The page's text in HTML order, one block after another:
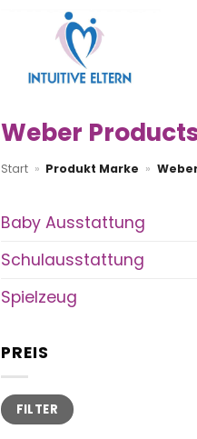
Weber
Start » Produkt Marke »
Baby Ausstattung
Schulausstattung
Spielzeug
PREIS
Min.
Preis
Max.
PreisFILTER